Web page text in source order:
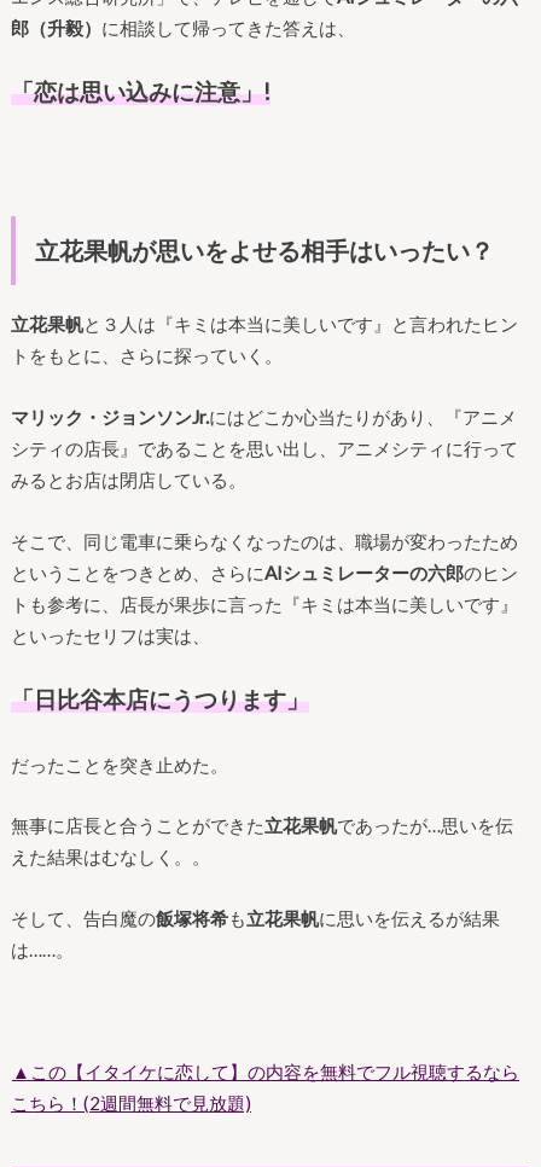
郎（升毅） に相談して帰ってきた答えは、
「恋は思い込みに注意」!
立花果帆が思いをよせる相手はいったい？
立花果帆と３人は 『キミは本当に美しいです』と言われたヒン
トをもとに、さらに探っていく。
マリック・ジョンソンJr.にはどこか心当たりがあり
、『アニメ
シティの店長』であることを思い出し、 アニメシティに行って
みるとお店は閉店している。
そこで、同じ電車に乗らなくなったのは、職場が変わったため
ということをつきとめ、さらにAIシュミレーターの六郎のヒン
トも参考に、
店長が果歩に言った『キミは本当に美しいです』
といったセリフは実は、
「日比谷本店にうつります」
だったことを突き止めた。
無事に店長と合うことができた立花果帆であったが…思いを伝
えた結果はむなしく。。
そして、告白魔の飯塚将希も立花果帆に思いを伝えるが結果
は……。
▲この【イタイケに恋して 】の内容を無料でフル視聴するなら
こちら！(2週間無料で見放題)